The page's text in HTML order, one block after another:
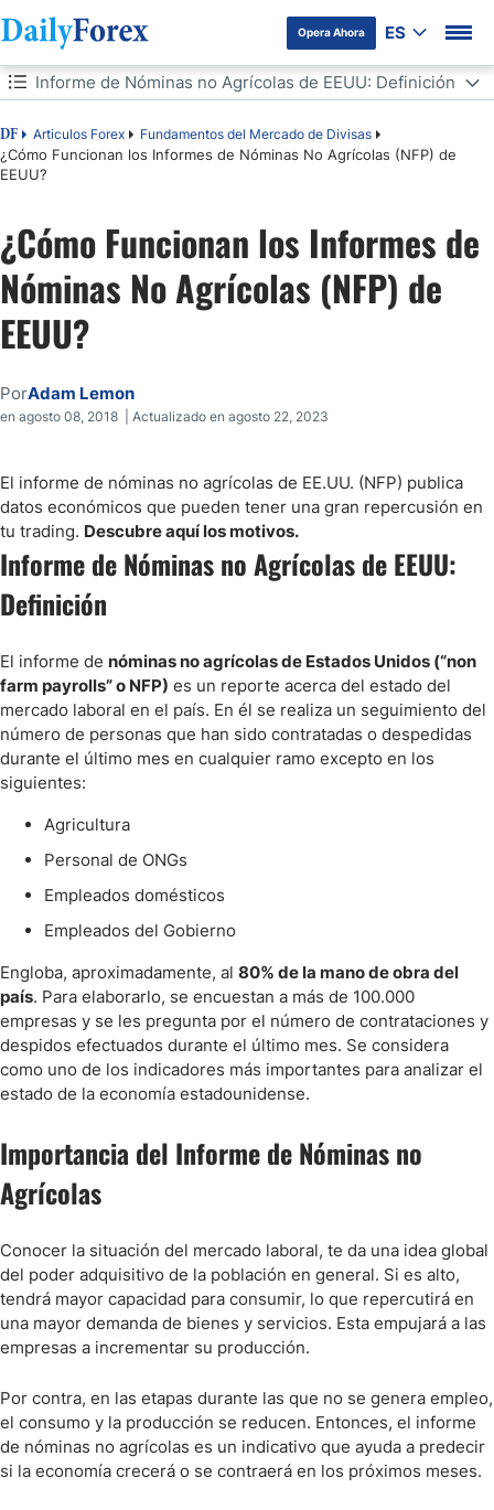
Opera Ahora ES
Tabla de contenidos
DF Articulos Forex Fundamentos del Mercado de Divisas
¿Cómo Funcionan los Informes de Nóminas No Agrícolas (NFP) de
EEUU?
Informe de Nóminas no Agrícolas de EEUU: Definición
Informe de Nóminas no Agrícolas de EEUU: Definición
Importancia del Informe de Nóminas no Agrícolas
¿Qué se Incluye en el Non Farm Payrolls?
¿Cuándo se Publican los datos del NFP?
Cómo Interpretar el Informe de Nóminas no Agrícolas
¿Cómo te Afecta el NFP al Hacer Trading?
Críticas hacia el Informe de Nóminas no Agrícolas
Preguntas Frecuentes
¿Cómo Funcionan los Informes de
Nóminas No Agrícolas (NFP) de
EEUU?
PorAdam Lemon
en agosto 08, 2018 | Actualizado en agosto 22, 2023
El informe de nóminas no agrícolas de EE.UU. (NFP) publica
datos económicos que pueden tener una gran repercusión en
tu trading. Descubre aquí los motivos.
Informe de Nóminas no Agrícolas de EEUU:
Definición
El informe de nóminas no agrícolas de Estados Unidos (“non
farm payrolls” o NFP) es un reporte acerca del estado del
mercado laboral en el país. En él se realiza un seguimiento del
número de personas que han sido contratadas o despedidas
durante el último mes en cualquier ramo excepto en los
siguientes:
Agricultura
Personal de ONGs
Empleados domésticos
Empleados del Gobierno
Engloba, aproximadamente, al 80% de la mano de obra del
país. Para elaborarlo, se encuestan a más de 100.000
empresas y se les pregunta por el número de contrataciones y
despidos efectuados durante el último mes. Se considera
como uno de los indicadores más importantes para analizar el
estado de la economía estadounidense.
Importancia del Informe de Nóminas no
Agrícolas
Conocer la situación del mercado laboral, te da una idea global
del poder adquisitivo de la población en general. Si es alto,
tendrá mayor capacidad para consumir, lo que repercutirá en
una mayor demanda de bienes y servicios. Esta empujará a las
empresas a incrementar su producción.
Por contra, en las etapas durante las que no se genera empleo,
el consumo y la producción se reducen. Entonces, el informe
de nóminas no agrícolas es un indicativo que ayuda a predecir
si la economía crecerá o se contraerá en los próximos meses.